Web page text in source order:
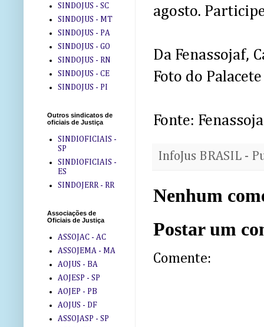
agosto.
Da Fenassojaf,
Foto do
Fonte:
InfoJus BRASIL -
Nenhum
Postar um
Comente:
SINDOJUS - SC
SINDOJUS - MT
SINDOJUS - PA
SINDOJUS - GO
SINDOJUS - RN
SINDOJUS - CE
SINDOJUS - PI
Outros sindicatos de
oficiais de Justiça
SINDIOFICIAIS -
SP
SINDIOFICIAIS -
ES
SINDOJERR - RR
Associações de
Oficiais de Justiça
ASSOJAC - AC
ASSOJEMA - MA
AOJUS - BA
AOJESP - SP
AOJEP - PB
AOJUS - DF
ASSOJASP - SP